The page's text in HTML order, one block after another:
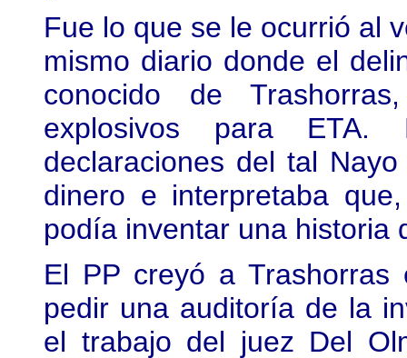
Fue lo que se le ocurrió al
mismo diario donde el
conocido de
explosivos para
declaraciones del tal
dinero e interpretaba
podía inventar una historia
El PP creyó a
pedir una auditoría de la
el trabajo del juez Del